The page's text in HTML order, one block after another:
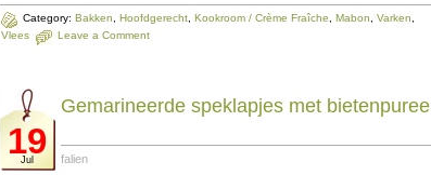
Category: Bakken Hoofdgerecht Kookroom / Crème Fraîche Mabon Varken
Vlees
Leave a Comment
19
Jul
Gemarineerde speklapjes met bietenpuree
falien